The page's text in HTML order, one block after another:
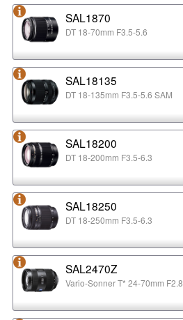
SAL1870
DT 18-70mm F3.5-5.6
SAL18135
DT 18-135mm F3.5-5.6 SAM
SAL18200
DT 18-200mm F3.5-6.3
SAL18250
DT 18-250mm F3.5-6.3
SAL2470Z
Vario-Sonner T* 24-70mm F2.8